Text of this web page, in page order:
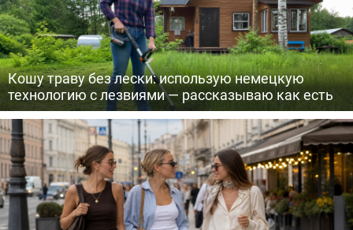
Кошу траву без лески: использую немецкую
технологию с лезвиями — рассказываю как есть